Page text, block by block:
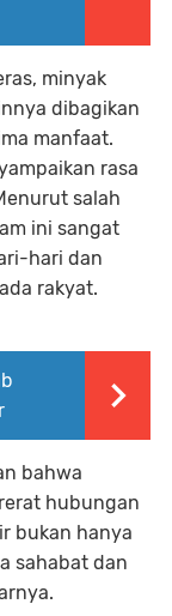
minyak
dibagikan
manfaat.
rasa
salah
ini sangat
hari dan
rakyat.
bahwa
hubungan
bukan hanya
sahabat dan